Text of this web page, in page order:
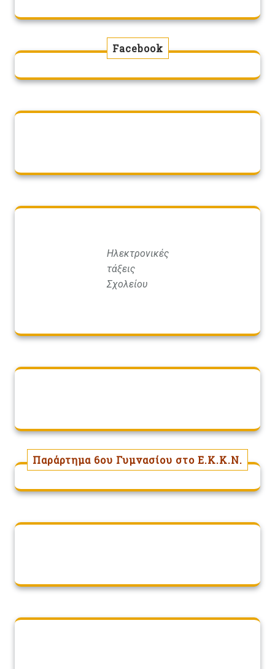
Facebook
Ηλεκτρονικές
τάξεις
Σχολείου
Παράρτημα 6ου Γυμνασίου στο Ε.Κ.Κ.Ν.